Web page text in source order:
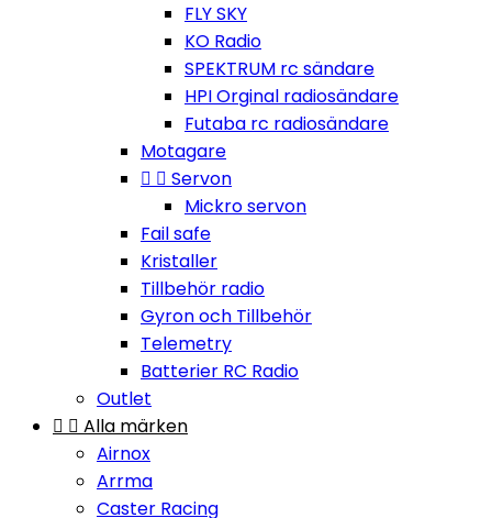
FLY SKY
KO Radio
SPEKTRUM rc sändare
HPI Orginal radiosändare
Futaba rc radiosändare
Motagare
  Servon
Mickro servon
Fail safe
Kristaller
Tillbehör radio
Gyron och Tillbehör
Telemetry
Batterier RC Radio
Outlet
  Alla märken
Airnox
Arrma
Caster Racing